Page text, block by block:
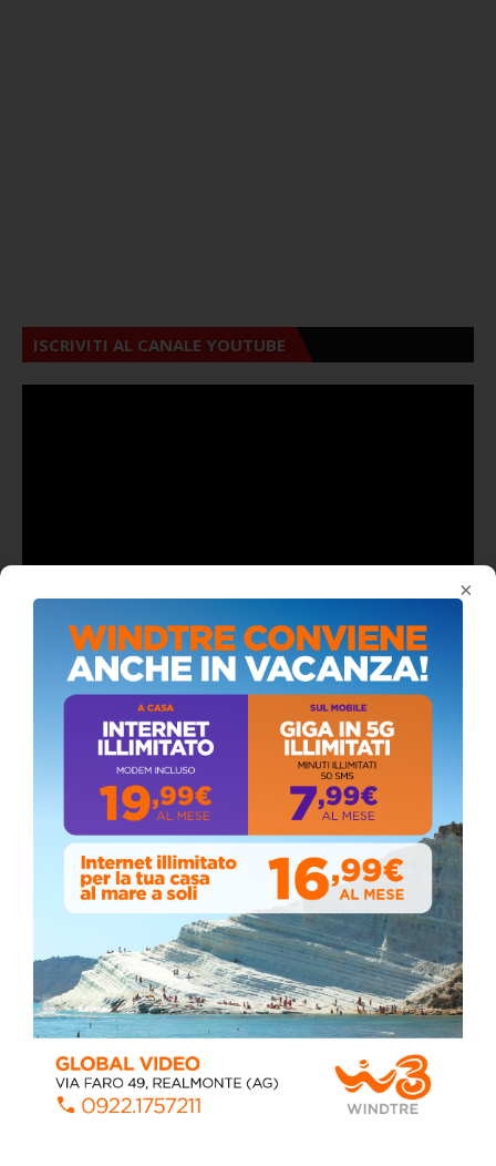
×
ISCRIVITI AL CANALE YOUTUBE
ALMANACCO DEL GIORNO
Coronavirus: messaggio del Sindaco Zambito
ai cittadini
Domenica, Novembre 22, 2020
Stefano Bissi entra nella Strada degli